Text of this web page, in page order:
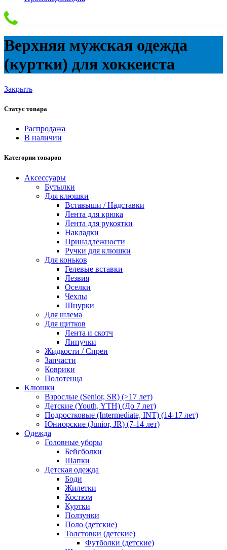
Верхняя мужская одежда
(куртки) для хоккеиста
Закрыть
Статус товара
Распродажа
В наличии
Категории товаров
Аксессуары
Бутылки
Для клюшки
Вставыши / Надставки
Лента для крюка
Лента для рукоятки
Накладки
Принадлежности
Ручки для клюшки
Для коньков
Гелевые вставки
Лезвия
Оселки
Чехлы
Шнурки
Для шлема
Для щитков
Лента и скотч
Липучки
Жидкости / Спреи
Запчасти
Коврики
Полотенца
Клюшки
Взрослые (Senior, SR) (>17 лет)
Детские (Youth, YTH) (До 7 лет)
Подростковые (Intermediate, INT) (14-17 лет)
Юниорские (Junior, JR) (7-14 лет)
Одежда
Головные уборы
Бейсболки
Шапки
Детская одежда
Боди
Жилетки
Костюм
Куртки
Ползунки
Поло (детские)
Толстовки (детские)
Футболки (детские)